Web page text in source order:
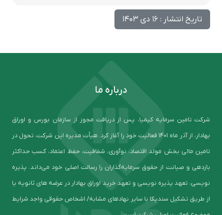
تاریخ انتشار : 16 دی 1403
درباره ما
شرکت تامین سرمایه کیمیا، پس از دریافت مجوز از سازمان بورس و اوراق
بهادار، از آذر ماه ۱۴۰۱ فعالیت خود را آغاز کرد. هیأت مدیره این شرکت، تحول در
تامین مالی بخش مولد اقتصاد، نوآوری، شفافیت، حفظ اعتماد، کسب حداکثر
بازدهی و صیانت از حقوق سرمایه‌گذاران را رسالت اصلی خود می‌داند. پذیره
نویسی، تعهد پذیره نویسی و تعهد خرید اوراق بهادار در عرضه های ثانویه یا
از طریق تشکیل سندیکا با سایر نهادهای مشابه/ اشخاص حقوقی واجد شرایط